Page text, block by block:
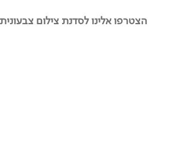
הצטרפו אלינו לסדנת צילום